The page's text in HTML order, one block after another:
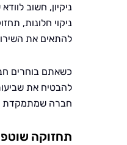
ניקיון, חשוב
ניקוי חלונות,
להתאים את
כשאתם בוחרים
להבטיח את
חברה שמתמקדת
תחזוקה